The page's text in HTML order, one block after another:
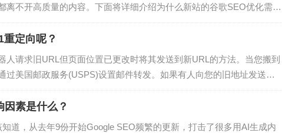
离不开高质量的内容。下面将详细介绍为什么新站的谷歌SEO优化需要
方面需要注重的重点。为什么新站谷歌SEO优化需要主做内容？1.SEO
Engine Optimization）即搜索引擎优化，其核心就是通过优化网站
定向呢？
人请求旧URL但页面位置已更改时将其发送到新URL的方法。当您搬到
过美国邮政服务(USPS)设置邮件转发。如果有人向您的旧地址发送邮
件转发规则并意识到您不再居住在旧地址。他们会收取邮件并将其递送
。这也是重定向的工作原理。用户或机器人请求旧位置，然后他们会被
定向？您需要使用重定向…
素是什么？
道，从去年9份开始Google SEO频繁的更新，打击了很多用AI生成内